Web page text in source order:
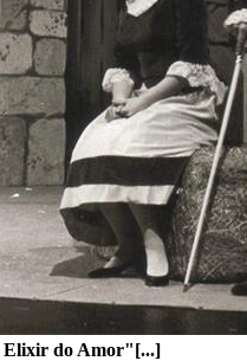
Elixir do Amor"[...]